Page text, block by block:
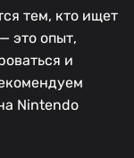
тем, кто ищет
это опыт,
и
Nintendo